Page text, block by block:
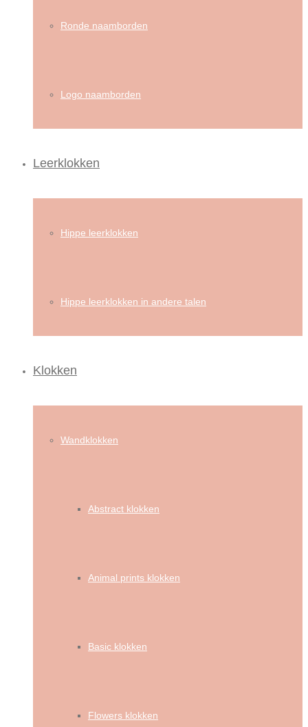
Ronde naamborden
Logo naamborden
Leerklokken
Hippe leerklokken
Hippe leerklokken in andere talen
Klokken
Wandklokken
Abstract klokken
Animal prints klokken
Basic klokken
Flowers klokken